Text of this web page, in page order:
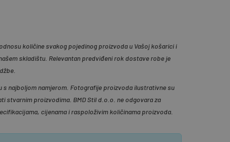
količine svakog pojedinog proizvoda u Vašoj košarici i
skladištu. Relevantan predviđeni rok dostave robe je
s najboljom namjerom. Fotografije proizvoda ilustrativne su
stvarnim proizvodima. BMD Stil d.o.o. ne odgovara za
cijenama i raspoloživim količinama proizvoda.